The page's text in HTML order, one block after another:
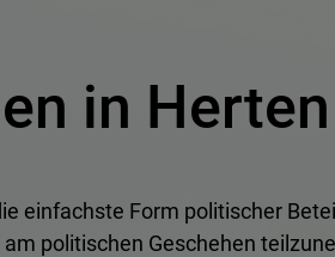
in Herten
einfachste Form politischer
am politischen Geschehen